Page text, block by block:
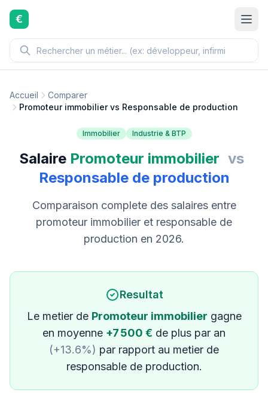
Aller au contenu principal
€
Accueil
Comparer
Promoteur immobilier vs Responsable de production
Immobilier Industrie & BTP
Salaire Promoteur immobilier vs
Responsable de production
Comparaison complete des salaires entre
promoteur immobilier et responsable de
production en 2026.
Resultat
Le metier de Promoteur immobilier gagne
en moyenne +7 500 € de plus par an
(+13.6%) par rapport au metier de
responsable de production.